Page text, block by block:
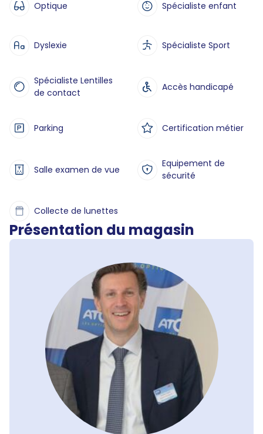
Optique Spécialiste enfant
Dyslexie Spécialiste Sport
Spécialiste Lentilles
de contact
Accès handicapé
Parking Certification métier
Salle examen de vue
Equipement de
sécurité
Collecte de lunettes
Présentation du magasin